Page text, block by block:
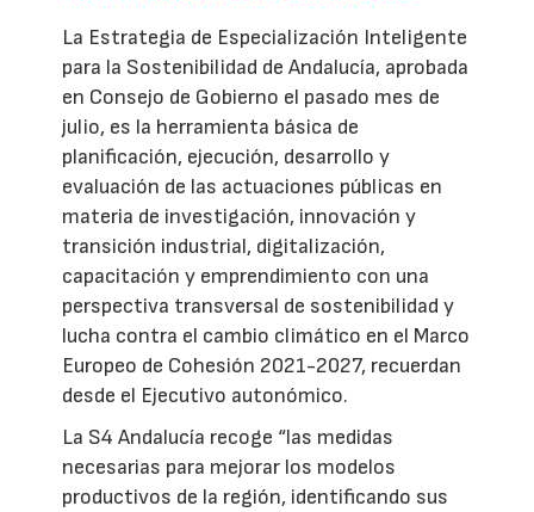
La Estrategia de Especialización Inteligente
para la Sostenibilidad de Andalucía, aprobada
en Consejo de Gobierno el pasado mes de
julio, es la herramienta básica de
planificación, ejecución, desarrollo y
evaluación de las actuaciones públicas en
materia de investigación, innovación y
transición industrial, digitalización,
capacitación y emprendimiento con una
perspectiva transversal de sostenibilidad y
lucha contra el cambio climático en el Marco
Europeo de Cohesión 2021-2027, recuerdan
desde el Ejecutivo autonómico.
La S4 Andalucía recoge “las medidas
necesarias para mejorar los modelos
productivos de la región, identificando sus